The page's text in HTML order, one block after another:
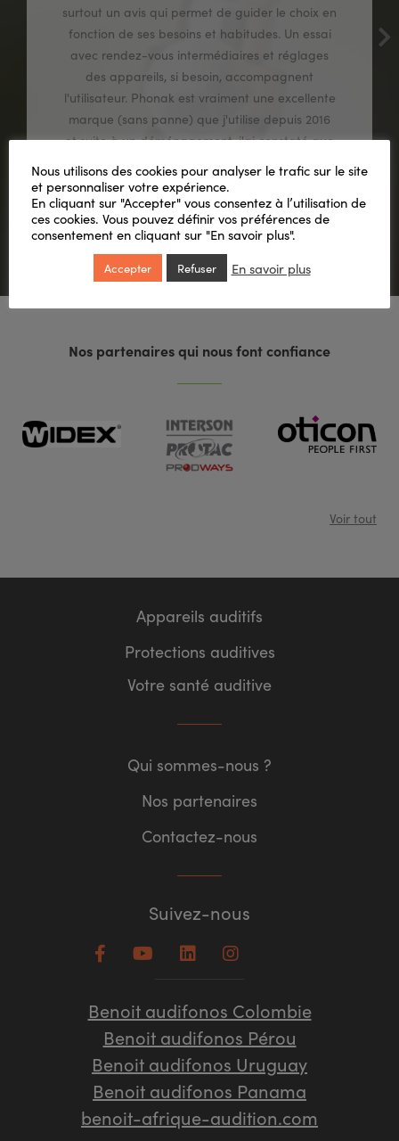
surtout un avis qui permet de guider le choix en
fonction de ses besoins et habitudes. Un essai
avec rendez-vous intermédiaires et réglages
des appareils, si besoin, accompagnent
l'utilisateur. Phonak est vraiment une excellente
marque (sans panne) que j'utilise depuis 2016
et suite à un déménagement, j'ai constaté que
le réseau est interconnecté, et on apprécie le
professionnalisme, la gentillesse, et on se sent
vraiment en confiance. Un grand merci
Nos partenaires qui nous font confiance
Voir tout
Appareils auditifs
Protections auditives
Votre santé auditive
Suivez-nous
Benoit audifonos Colombie
Benoit audifonos Pérou
Benoit audifonos Uruguay
Benoit audifonos Panama
benoit-afrique-audition.com
Qui sommes-nous ?
Nos partenaires
Contactez-nous
Nous utilisons des cookies pour analyser le trafic sur le site
et personnaliser votre expérience.
En cliquant sur "Accepter" vous consentez à l’utilisation de
ces cookies. Vous pouvez définir vos préférences de
consentement en cliquant sur "En savoir plus".
Accepter Refuser En savoir plus